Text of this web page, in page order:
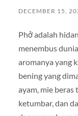
DECEMBER 15,
Phở adalah
menembus
aromanya yang
bening yang
ayam, mie beras
ketumbar, dan